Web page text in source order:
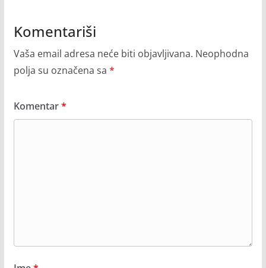
Komentariši
Vaša email adresa neće biti objavljivana. Neophodna
polja su označena sa *
Komentar*